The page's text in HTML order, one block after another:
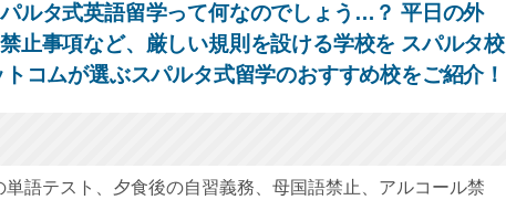
ルタ式英語留学って何なのでしょう…？ 平日の外
止事項など、厳しい規則を設ける学校を スパルタ校
コムが選ぶスパルタ式留学のおすすめ校をご紹介！
語テスト、夕食後の自習義務、母国語禁止、アルコール禁